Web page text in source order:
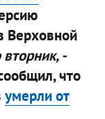
Верховной
-
что
умерли от